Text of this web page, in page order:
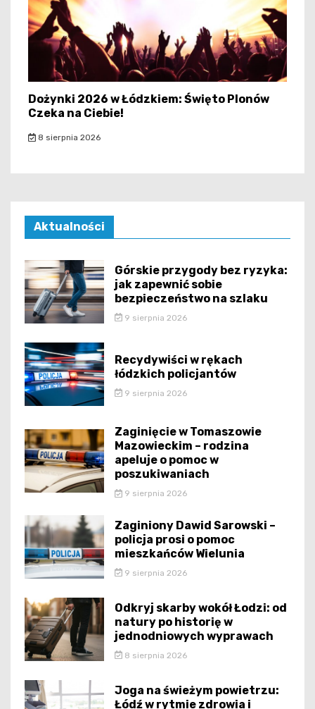
Dożynki 2026 w Łódzkiem: Święto Plonów
Czeka na Ciebie!
8 sierpnia 2026
Aktualności
Górskie przygody bez ryzyka:
jak zapewnić sobie
bezpieczeństwo na szlaku
9 sierpnia 2026
Recydywiści w rękach
łódzkich policjantów
9 sierpnia 2026
Zaginięcie w Tomaszowie
Mazowieckim – rodzina
apeluje o pomoc w
poszukiwaniach
9 sierpnia 2026
Zaginiony Dawid Sarowski –
policja prosi o pomoc
mieszkańców Wielunia
9 sierpnia 2026
Odkryj skarby wokół Łodzi: od
natury po historię w
jednodniowych wyprawach
8 sierpnia 2026
Joga na świeżym powietrzu:
Łódź w rytmie zdrowia i